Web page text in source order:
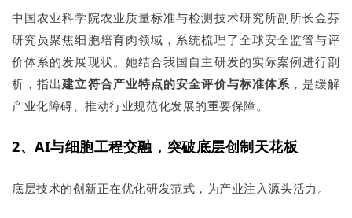
中国农业科学院农业质量标准与检测技术研究所副所长金芬
研究员聚焦细胞培育肉领域，系统梳理了全球安全监管与评
价体系的发展现状。她结合我国自主研发的实际案例进行剖
析，指出建立符合产业特点的安全评价与标准体系 ，是缓解
产业化障碍、推动行业规范化发展的重要保障。
2、AI与细胞工程交融，突破底层创制天花板
底层技术的创新正在优化研发范式，为产业注入源头活力。